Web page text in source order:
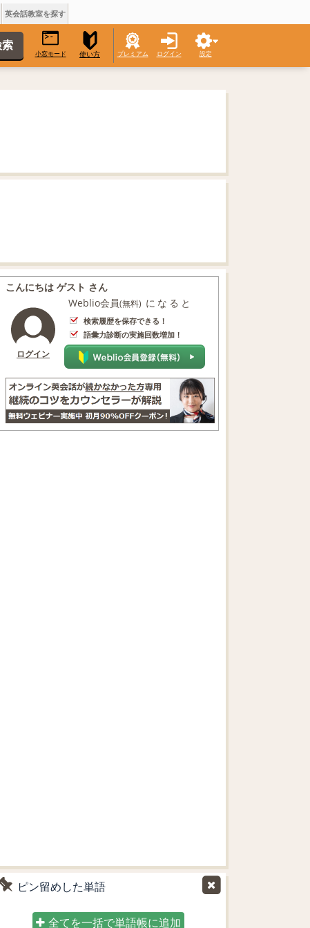
英会話教室を探す
小窓モード 使い方 プレミアム ログイン 設定
こんにちは ゲスト さん
ログイン
Weblio会員(無料) になると
検索履歴を保存できる！
語彙力診断の実施回数増加！
ピン留めした単語
全てを一括で単語帳に追加